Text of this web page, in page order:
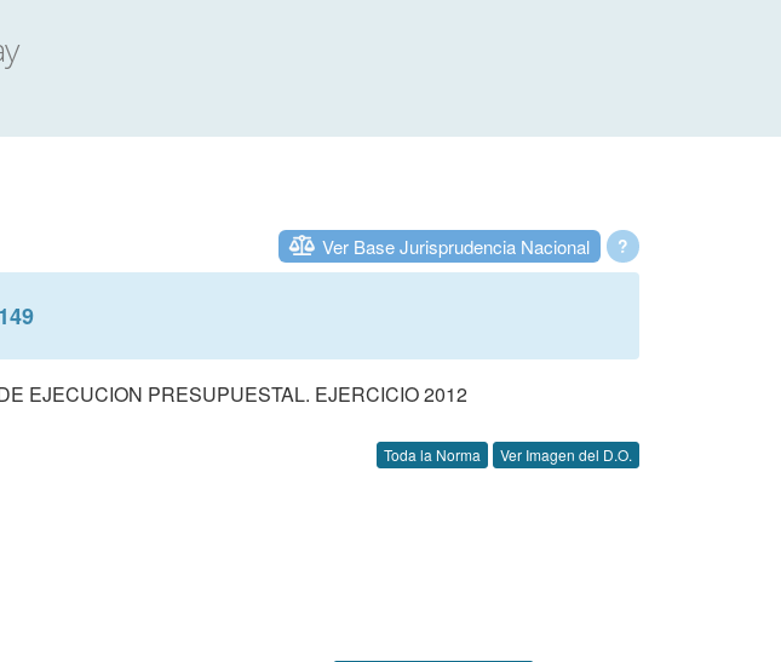
?
Ver Base Jurisprudencia Nacional
EJECUCION PRESUPUESTAL. EJERCICIO 2012
Toda la Norma Ver Imagen del D.O.